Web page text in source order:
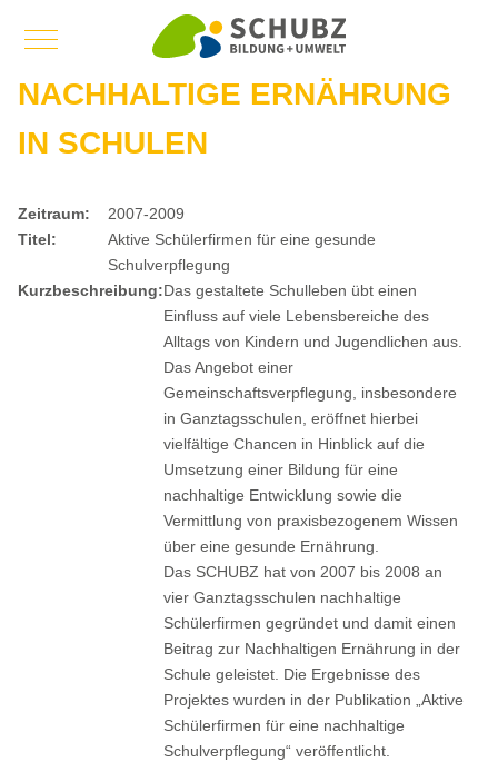
Mobile Menu Toggle
NACHHALTIGE ERNÄHRUNG
IN SCHULEN
Zeitraum:
2007-2009
Titel:
Aktive Schülerfirmen für eine gesunde
Schulverpflegung
Kurzbeschreibung:Das gestaltete Schulleben übt einen
Einfluss auf viele Lebensbereiche des
Alltags von Kindern und Jugendlichen aus.
Das Angebot einer
Gemeinschaftsverpflegung, insbesondere
in Ganztagsschulen, eröffnet hierbei
vielfältige Chancen in Hinblick auf die
Umsetzung einer Bildung für eine
nachhaltige Entwicklung sowie die
Vermittlung von praxisbezogenem Wissen
über eine gesunde Ernährung.
Das SCHUBZ hat von 2007 bis 2008 an
vier Ganztagsschulen nachhaltige
Schülerfirmen gegründet und damit einen
Beitrag zur Nachhaltigen Ernährung in der
Schule geleistet. Die Ergebnisse des
Projektes wurden in der Publikation „Aktive
Schülerfirmen für eine nachhaltige
Schulverpflegung“ veröffentlicht.